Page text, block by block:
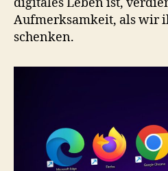
Aufmerksamkeit, als wir
schenken.